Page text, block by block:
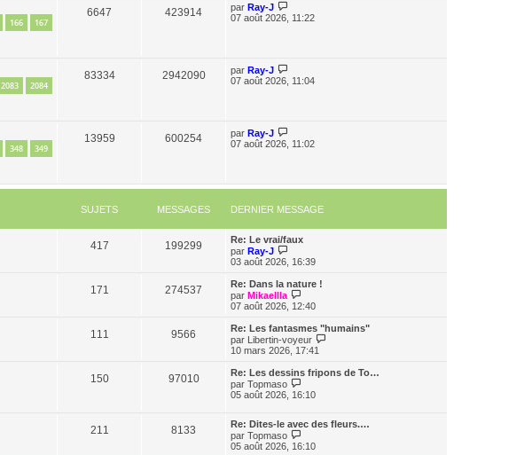
166 167
6647 423914 par Ray-J
07 août 2026, 11:22
2083 2084
83334 2942090 par Ray-J
07 août 2026, 11:04
348 349
13959 600254 par Ray-J
07 août 2026, 11:02
SUJETS MESSAGES DERNIER MESSAGE
417 199299
Re: Le vrai/faux
par Ray-J
o
s
u
r
l
e
e
r
n
r
m
e
03 août 2026, 16:39
171 274537
Re: Dans la nature !
par Mikaellla
o
s
u
l
t
r
e
e
n
i
07 août 2026, 12:40
111 9566
Re: Les fantasmes "humains"
par Libertin-voyeur
s
r
10 mars 2026, 17:41
150 97010
Re: Les dessins fripons de To…
par Topmaso
o
u
t
05 août 2026, 16:10
211 8133
Re: Dites-le avec des fleurs.…
par Topmaso
o
05 août 2026, 16:10